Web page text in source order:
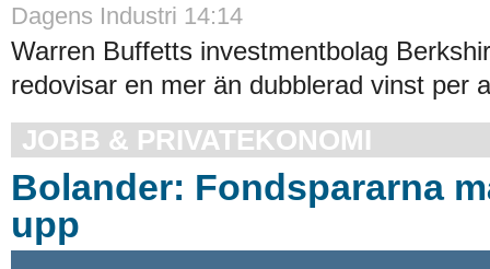
Dagens Industri 14:14
Warren Buffetts investmentbolag
redovisar en mer än dubblerad vinst per
JOBB & PRIVATEKONOMI
Bolander: Fondspararna
upp